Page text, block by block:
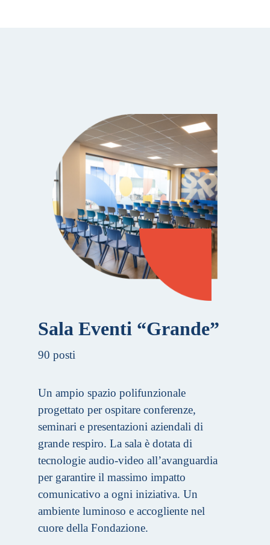
Sala Eventi “Grande”
90 posti
Un ampio spazio polifunzionale
progettato per ospitare conferenze,
seminari e presentazioni aziendali di
grande respiro. La sala è dotata di
tecnologie audio-video all’avanguardia
per garantire il massimo impatto
comunicativo a ogni iniziativa. Un
ambiente luminoso e accogliente nel
cuore della Fondazione.